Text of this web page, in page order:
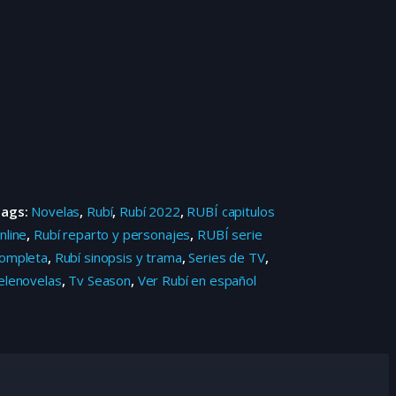
Novelas, Rubí, Rubí 2022, RUBÍ capitulos
, Rubí reparto y personajes, RUBÍ serie
, Rubí sinopsis y trama,Series de TV,
, Tv Season, Ver Rubí en español